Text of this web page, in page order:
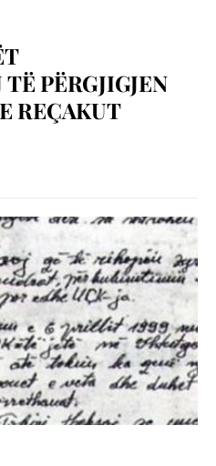
PËRGJIGJEN
REÇAKUT